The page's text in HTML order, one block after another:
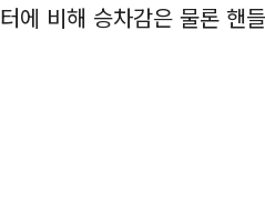
에 비해 승차감은 물론 핸